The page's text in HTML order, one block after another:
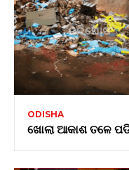
ODISHA
ଖୋଲା ଆକାଶ ତଳେ